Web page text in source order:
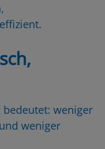
bedeutet: weniger
weniger